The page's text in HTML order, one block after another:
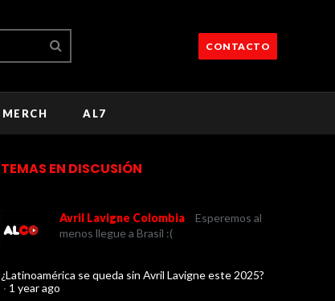
CONTACTO
MERCH AL7
TEMAS EN DISCUSIÓN
Avril Lavigne Colombia
Esperemos al
menos llegue a Brasil :(
¿Latinoamérica se queda sin Avril Lavigne este 2025?
· 1 year ago